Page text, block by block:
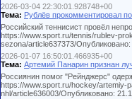
2026-03-04 22:30:01.928748+00
Тема: Рублёв прокомментировал
Российский теннисист провёл
https://www.sport.ru/tennis/rublev-
sezona/article637373/Опубликовано:
2026-01-07 16:50:01.466935+00
Тема: Артемий Панарин признан
Россиянин помог "Рейнджерс"
https://www.sport.ru/hockey/artemiy-
nhl/article636003/Опубликовано: